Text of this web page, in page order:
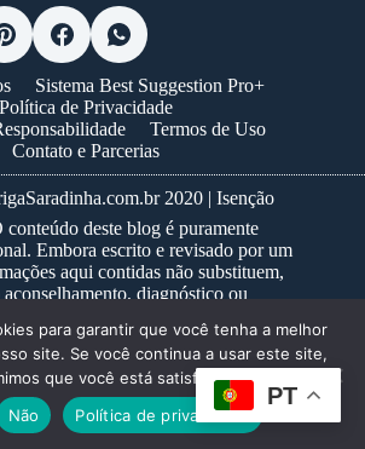
Sistema Best Suggestion Pro+
Política de Privacidade
Termos de Uso
Contato e Parcerias
2020 | Isenção
conteúdo deste blog é puramente
Embora escrito e revisado por um
aqui contidas não substituem,
diagnóstico ou
por um, devido a algo que tenha lido
e tratamentos específicos,
de saúde habilitado.Saiba
PT
para garantir que você tenha a melhor
site. Se você continua a usar este site,
que você está satisfeito.
Não Política de privacidade